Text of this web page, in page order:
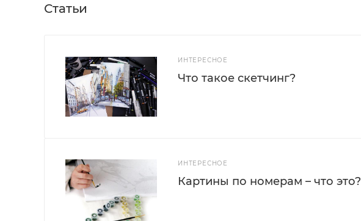
Статьи
ИНТЕРЕСНОЕ
Что такое скетчинг?
ИНТЕРЕСНОЕ
Картины по номерам – что это?